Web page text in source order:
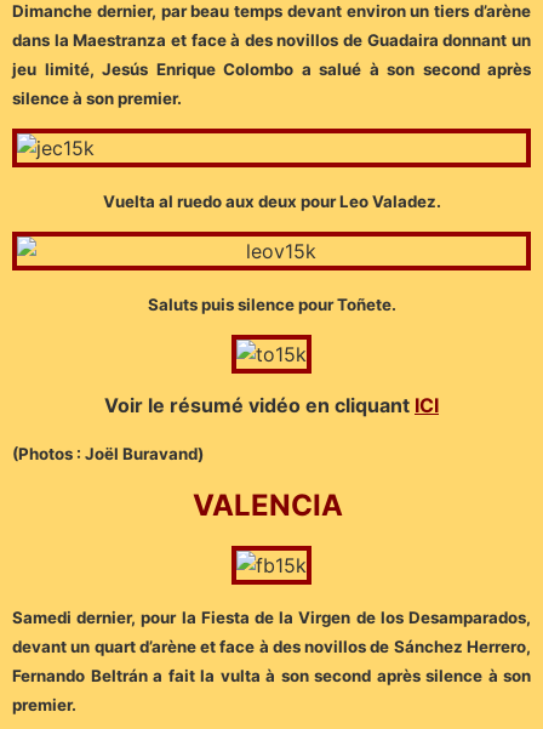
Dimanche dernier, par beau temps devant environ un tiers d’arène
dans la Maestranza et face à des novillos de Guadaira donnant un
jeu limité, Jesús Enrique Colombo a salué à son second après
silence à son premier.
Vuelta al ruedo aux deux pour Leo Valadez.
Saluts puis silence pour Toñete.
Voir le résumé vidéo en cliquant ICI
(Photos : Joël Buravand)
VALENCIA
Samedi dernier, pour la Fiesta de la Virgen de los Desamparados,
devant un quart d’arène et face à des novillos de Sánchez Herrero,
Fernando Beltrán a fait la vulta à son second après silence à son
premier.